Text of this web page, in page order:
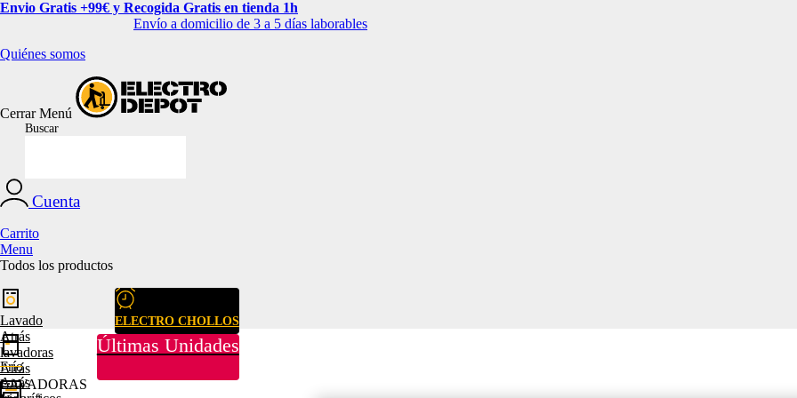
Envio Gratis +99€ y Recogida Gratis en tienda 1h
Envío a domicilio de 3 a 5 días laborables
Quiénes somos
CerrarMenú
Buscar
Cuenta
Carrito
Menu
Todos los productos
ELECTRO CHOLLOS
Últimas Unidades
Lavado
Atrás
lavadoras
Atrás
LAVADORAS
Frío
Atrás